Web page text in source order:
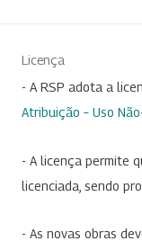
Licença
- A RSP adota a
Atribuição – Uso
- A licença permite
licenciada, sendo
- As novas obras